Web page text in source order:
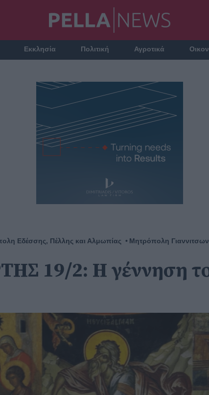
Εκκλησία Πολιτική Αγροτικά
Εδέσσης, Πέλλης και Αλμωπίας Μητρόπολη Γιαννιτσων
19/2: Η γέννηση